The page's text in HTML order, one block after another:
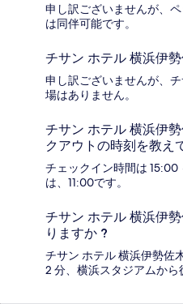
申し訳ございませんが、
は同伴可能です。
チサン ホテル 横浜伊
申し訳ございませんが、
場はありません。
チサン ホテル 横浜伊
クアウトの時刻を教え
チェックイン時間は
は、11:00です。
チサン ホテル 横浜伊
りますか ?
チサン ホテル 横浜伊勢佐
2 分、横浜スタジアムから